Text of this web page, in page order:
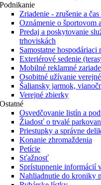
Podnikanie
Zriadenie - zrušenie a
Oznámenie o športovom
Predaj a poskytovanie
trhoviskách
Samostatne
Exteriérové sedenie
Mobilné reklamné
Osobitné užívanie
Šaliansky jarmok,
Verejné zbierky
Ostatné
Osvedčovanie listín a
Žiadosť o trvalé
Priestupky a správne
Konanie zhromaždenia
Petície
Sťažnosť
Sprístupnenie informácií
Nahliadnutie do kroniky